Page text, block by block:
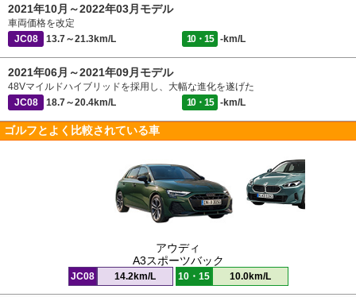
2021年10月～2022年03月モデル
車両価格を改定
JC08
13.7～21.3km/L 10・15 -km/L
2021年06月～2021年09月モデル
48Vマイルドハイブリッドを採用し、大幅な進化を遂げた
JC08
18.7～20.4km/L 10・15 -km/L
ゴルフとよく比較されている車
アウディ
A3スポーツバック
JC08 14.2km/L 10・15 10.0km/L